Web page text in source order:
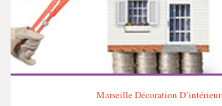
Marseille Décoration D’intérieur